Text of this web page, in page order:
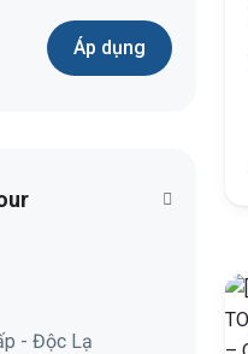
Áp dụng
- Độc Lạ